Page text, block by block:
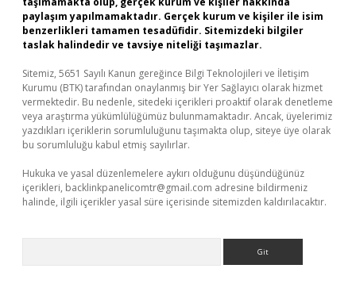
paylaşım yapılmamaktadır. Gerçek kurum ve kişiler ile isim
benzerlikleri tamamen tesadüfidir. Sitemizdeki bilgiler
taslak halindedir ve tavsiye niteliği taşımazlar.
Sitemiz, 5651 Sayılı Kanun gereğince Bilgi Teknolojileri ve İletişim
Kurumu (BTK) tarafından onaylanmış bir Yer Sağlayıcı olarak hizmet
vermektedir. Bu nedenle, sitedeki içerikleri proaktif olarak denetleme
veya araştırma yükümlülüğümüz bulunmamaktadır. Ancak, üyelerimiz
yazdıkları içeriklerin sorumluluğunu taşımakta olup, siteye üye olarak
bu sorumluluğu kabul etmiş sayılırlar.
Hukuka ve yasal düzenlemelere aykırı olduğunu düşündüğünüz
içerikleri, backlinkpanelicomtr@gmail.com adresine bildirmeniz
halinde, ilgili içerikler yasal süre içerisinde sitemizden kaldırılacaktır.